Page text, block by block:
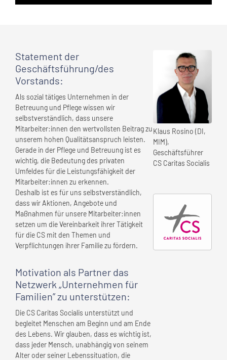
Statement der
Geschäftsführung/des
Vorstands:
Als sozial tätiges Unternehmen in der
Betreuung und Pflege wissen wir
selbstverständlich, dass unsere
Mitarbeiter:innen den wertvollsten Beitrag zu
unserem hohen Qualitätsanspruch leisten.
Gerade in der Pflege und Betreuung ist es
wichtig, die Bedeutung des privaten
Umfeldes für die Leistungsfähigkeit der
Mitarbeiter:innen zu erkennen.
Deshalb ist es für uns selbstverständlich,
dass wir Aktionen, Angebote und
Maßnahmen für unsere Mitarbeiter:innen
setzen um die Vereinbarkeit ihrer Tätigkeit
für die CS mit den Themen und
Verpflichtungen ihrer Familie zu fördern.
Motivation als Partner das
Netzwerk „Unternehmen für
Familien” zu unterstützen:
Die CS Caritas Socialis unterstützt und
begleitet Menschen am Beginn und am Ende
des Lebens. Wir glauben, dass es wichtig ist,
dass jeder Mensch, unabhängig von seinem
Alter oder seiner Lebenssituation, die
Klaus Rosino (DI,
MIM),
Geschäftsführer
CS Caritas Socialis